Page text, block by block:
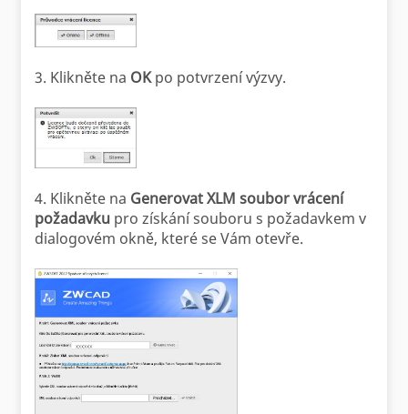
3. Klikněte na OKpo potvrzení výzvy.
4. Klikněte na Generovat XLM soubor vrácení
požadavku pro získání souboru s požadavkem v
dialogovém okně, které se Vám otevře.